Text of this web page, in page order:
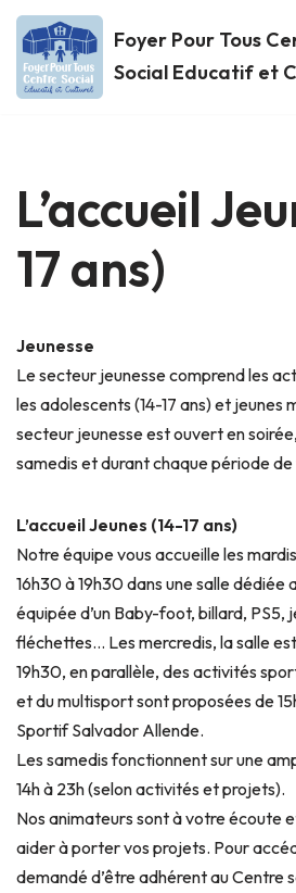
Aller
au
Foyer Pour Tous
Social Educatif et
L’accueil
17 ans)
Jeunesse
Le secteur jeunesse comprend les
les adolescents (14-17 ans) et jeunes
secteur jeunesse est ouvert en
samedis et durant chaque période
L’accueil Jeunes (14-17 ans)
Notre équipe vous accueille les
16h30 à 19h30 dans une salle dédiée
équipée d’un Baby-foot, billard, PS5,
fléchettes… Les mercredis, la salle
19h30, en parallèle, des activités
et du multisport sont proposées de
Sportif Salvador Allende.
Les samedis fonctionnent sur une
14h à 23h (selon activités et projets).
Nos animateurs sont à votre écoute
aider à porter vos projets. Pour
demandé d’être adhérent au Centre